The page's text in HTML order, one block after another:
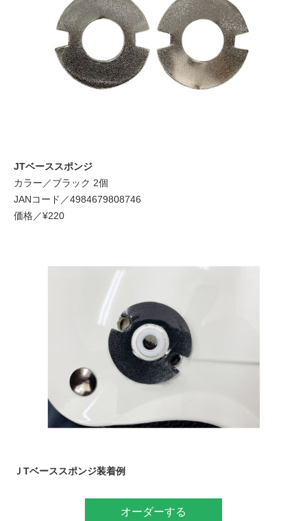
JTベーススポンジ
カラー／ブラック 2個
JANコード／4984679808746
価格／¥220
ＪTベーススポンジ装着例
オーダーする